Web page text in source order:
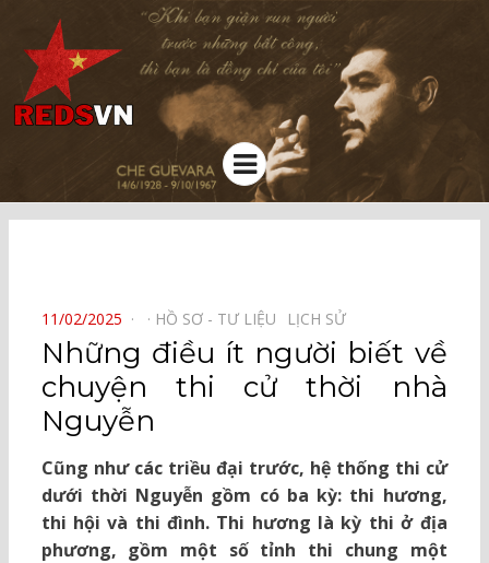
Kênh chia sẻ tri thức cộng đồng
Menu
POSTED
ON
11/02/2025 HỒ SƠ - TƯ LIỆU⠀ LỊCH SỬ⠀
Những điều ít người biết về
chuyện thi cử thời nhà
Nguyễn
Cũng như các triều đại trước, hệ thống thi cử
dưới thời Nguyễn gồm có ba kỳ: thi hương,
thi hội và thi đình. Thi hương là kỳ thi ở địa
phương, gồm một số tỉnh thi chung một